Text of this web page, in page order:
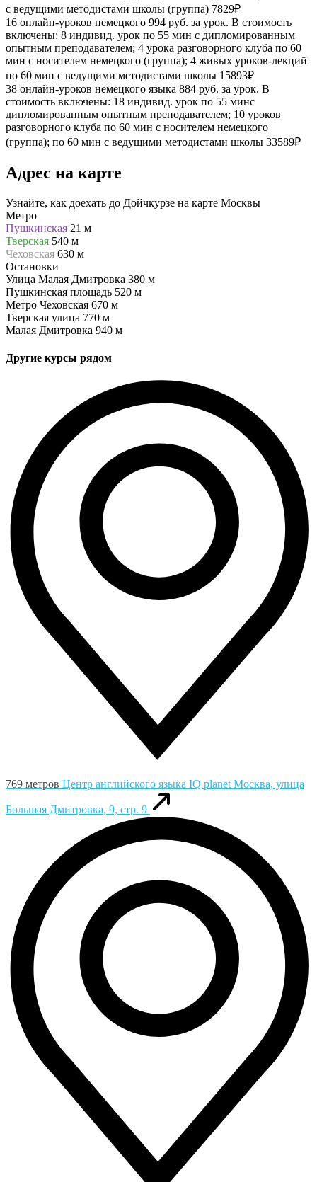
с ведущими методистами школы (группа) 7829₽
16 онлайн-уроков немецкого 994 руб. за урок. В стоимость
включены: 8 индивид. урок по 55 мин с дипломированным
опытным преподавателем; 4 урока разговорного клуба по 60
мин с носителем немецкого (группа); 4 живых уроков-лекций
по 60 мин с ведущими методистами школы 15893₽
38 онлайн-уроков немецкого языка 884 руб. за урок. В
стоимость включены: 18 индивид. урок по 55 минс
дипломированным опытным преподавателем; 10 уроков
разговорного клуба по 60 мин с носителем немецкого
(группа); по 60 мин с ведущими методистами школы 33589₽
Адрес на карте
Узнайте, как доехать до Дойчкурзе на карте Москвы
Метро
Пушкинская 21 м
Тверская 540 м
Чеховская 630 м
Остановки
Улица Малая Дмитровка 380 м
Пушкинская площадь 520 м
Метро Чеховская 670 м
Тверская улица 770 м
Малая Дмитровка 940 м
Другие курсы рядом
769 метров Центр английского языка IQ planet Москва, улица
Большая Дмитровка, 9, стр. 9